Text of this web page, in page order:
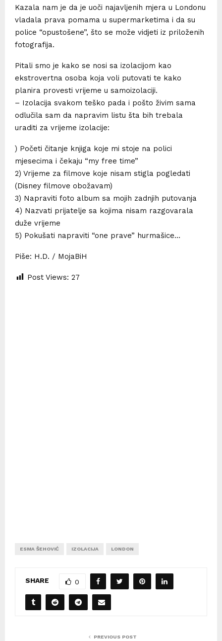
Kazala nam je da je uoči najavljenih mjera u Londonu
vladala prava pomama u supermarketima i da su
police “opustošene”, što se može vidjeti iz priloženih
fotografija.
Pitali smo je kako se nosi sa izolacijom kao
ekstrovertna osoba koja voli putovati te kako
planira provesti vrijeme u samoizolaciji.
– Izolacija svakom teško pada i pošto živim sama
odlučila sam da napravim listu šta bih trebala
uraditi za vrijeme izolacije:
) Početi čitanje knjiga koje mi stoje na polici
mjesecima i čekaju “my free time”
2) Vrijeme za filmove koje nisam stigla pogledati
(Disney filmove obožavam)
3) Napraviti foto album sa mojih zadnjih putovanja
4) Nazvati prijatelje sa kojima nisam razgovarala
duže vrijeme
5) Pokušati napraviti “one prave” hurmašice…
Piše: H.D. / MojaBiH
Post Views: 27
ESMA ŠEHOVIĆ IZOLACIJA LONDON
SHARE 0
PREVIOUS POST